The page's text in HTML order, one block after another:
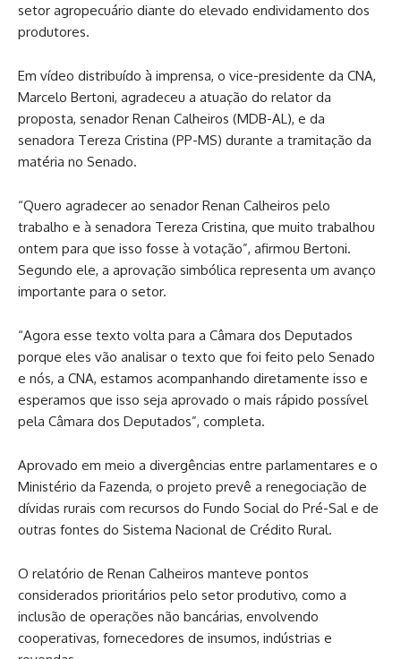
setor agropecuário diante do elevado endividamento dos
produtores.
Em vídeo distribuído à imprensa, o vice-presidente da CNA,
Marcelo Bertoni, agradeceu a atuação do relator da
proposta, senador Renan Calheiros (MDB-AL), e da
senadora Tereza Cristina (PP-MS) durante a tramitação da
matéria no Senado.
“Quero agradecer ao senador Renan Calheiros pelo
trabalho e à senadora Tereza Cristina, que muito trabalhou
ontem para que isso fosse à votação”, afirmou Bertoni.
Segundo ele, a aprovação simbólica representa um avanço
importante para o setor.
“Agora esse texto volta para a Câmara dos Deputados
porque eles vão analisar o texto que foi feito pelo Senado
e nós, a CNA, estamos acompanhando diretamente isso e
esperamos que isso seja aprovado o mais rápido possível
pela Câmara dos Deputados”, completa.
Aprovado em meio a divergências entre parlamentares e o
Ministério da Fazenda, o projeto prevê a renegociação de
dívidas rurais com recursos do Fundo Social do Pré-Sal e de
outras fontes do Sistema Nacional de Crédito Rural.
O relatório de Renan Calheiros manteve pontos
considerados prioritários pelo setor produtivo, como a
inclusão de operações não bancárias, envolvendo
cooperativas, fornecedores de insumos, indústrias e